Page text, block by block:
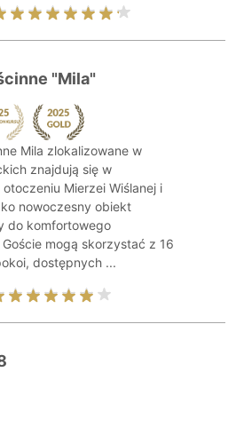
"Mila"
Mila zlokalizowane w
znajdują się w
Mierzei Wiślanej i
nowoczesny obiekt
do komfortowego
mogą skorzystać z 16
dostępnych ...